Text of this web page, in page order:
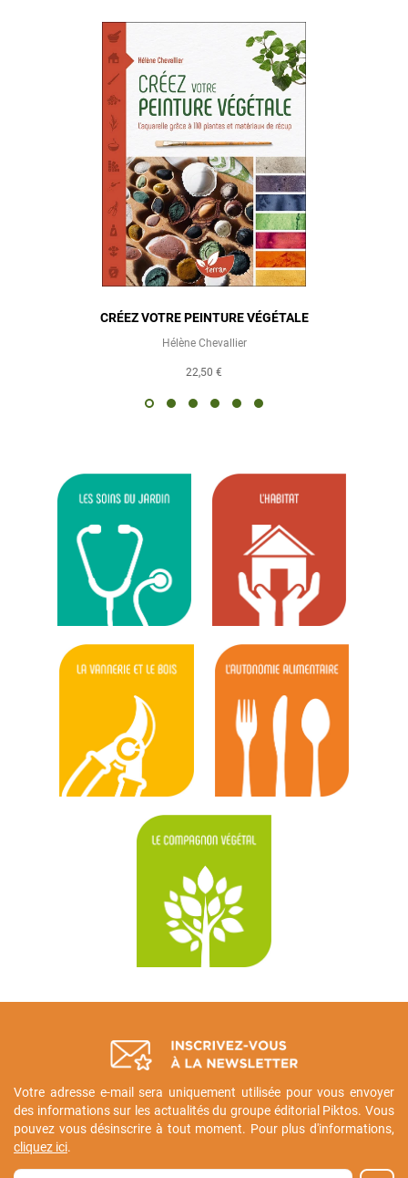
CRÉEZ VOTRE PEINTURE VÉGÉTALE
Hélène Chevallier
22,50 €
Votre adresse e-mail sera uniquement utilisée pour vous envoyer
des informations sur les actualités du groupe éditorial Piktos. Vous
pouvez vous désinscrire à tout moment. Pour plus d'informations,
cliquez ici.